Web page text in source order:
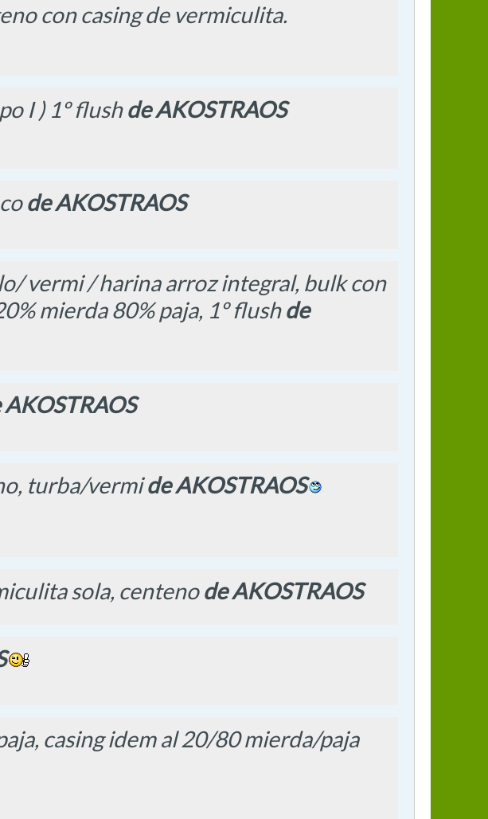
con casing de vermiculita.
I ) 1º flushde AKOSTRAOS
de AKOSTRAOS
vermi / harina arroz integral, bulk con
mierda 80% paja, 1º flushde
AKOSTRAOS
turba/vermide AKOSTRAOS
sola, centenode AKOSTRAOS
casing idem al 20/80 mierda/paja